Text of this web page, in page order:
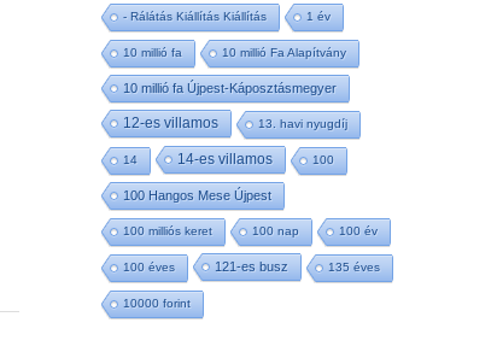
- Rálátás Kiállítás Kiállítás 1 év
10 millió fa 10 millió Fa Alapítvány
10 millió fa Újpest-Káposztásmegyer
12-es villamos 13. havi nyugdíj
14 14-es villamos 100
100 Hangos Mese Újpest
100 milliós keret 100 nap 100 év
100 éves 121-es busz 135 éves
10000 forint